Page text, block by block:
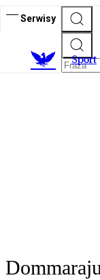
Serwisy
Sport